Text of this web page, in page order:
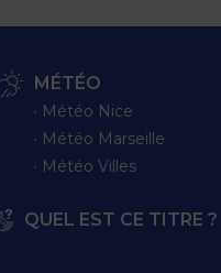
MÉTÉO
∙ Météo Nice
∙ Météo Marseille
∙ Météo Villes
QUEL EST CE TITRE ?